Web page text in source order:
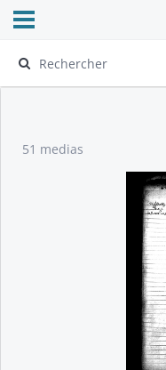
Ouvrir le menu déroulant
51 medias